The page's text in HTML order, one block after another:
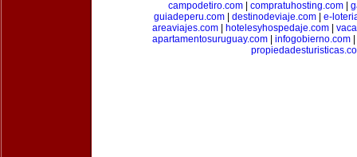
campodetiro.com
compratuhosting.com
guiadeperu.com
destinodeviaje.com
e-
areaviajes.com
hotelesyhospedaje.com
apartamentosuruguay.com
infogobierno.com